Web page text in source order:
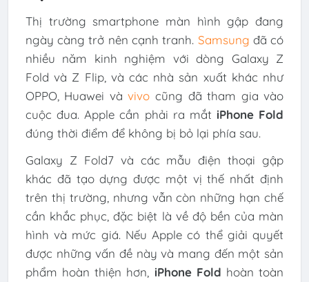
Thị trường smartphone màn hình gập đang
ngày càng trở nên cạnh tranh. Samsung đã có
nhiều năm kinh nghiệm với dòng Galaxy Z
Fold và Z Flip, và các nhà sản xuất khác như
OPPO, Huawei vàvivo cũng đã tham gia vào
cuộc đua. Apple cần phải ra mắt iPhone Fold
đúng thời điểm để không bị bỏ lại phía sau.
Galaxy Z Fold7 và các mẫu điện thoại gập
khác đã tạo dựng được một vị thế nhất định
trên thị trường, nhưng vẫn còn những hạn chế
cần khắc phục, đặc biệt là về độ bền của màn
hình và mức giá. Nếu Apple có thể giải quyết
được những vấn đề này và mang đến một sản
phẩm hoàn thiện hơn, iPhone Fold hoàn toàn